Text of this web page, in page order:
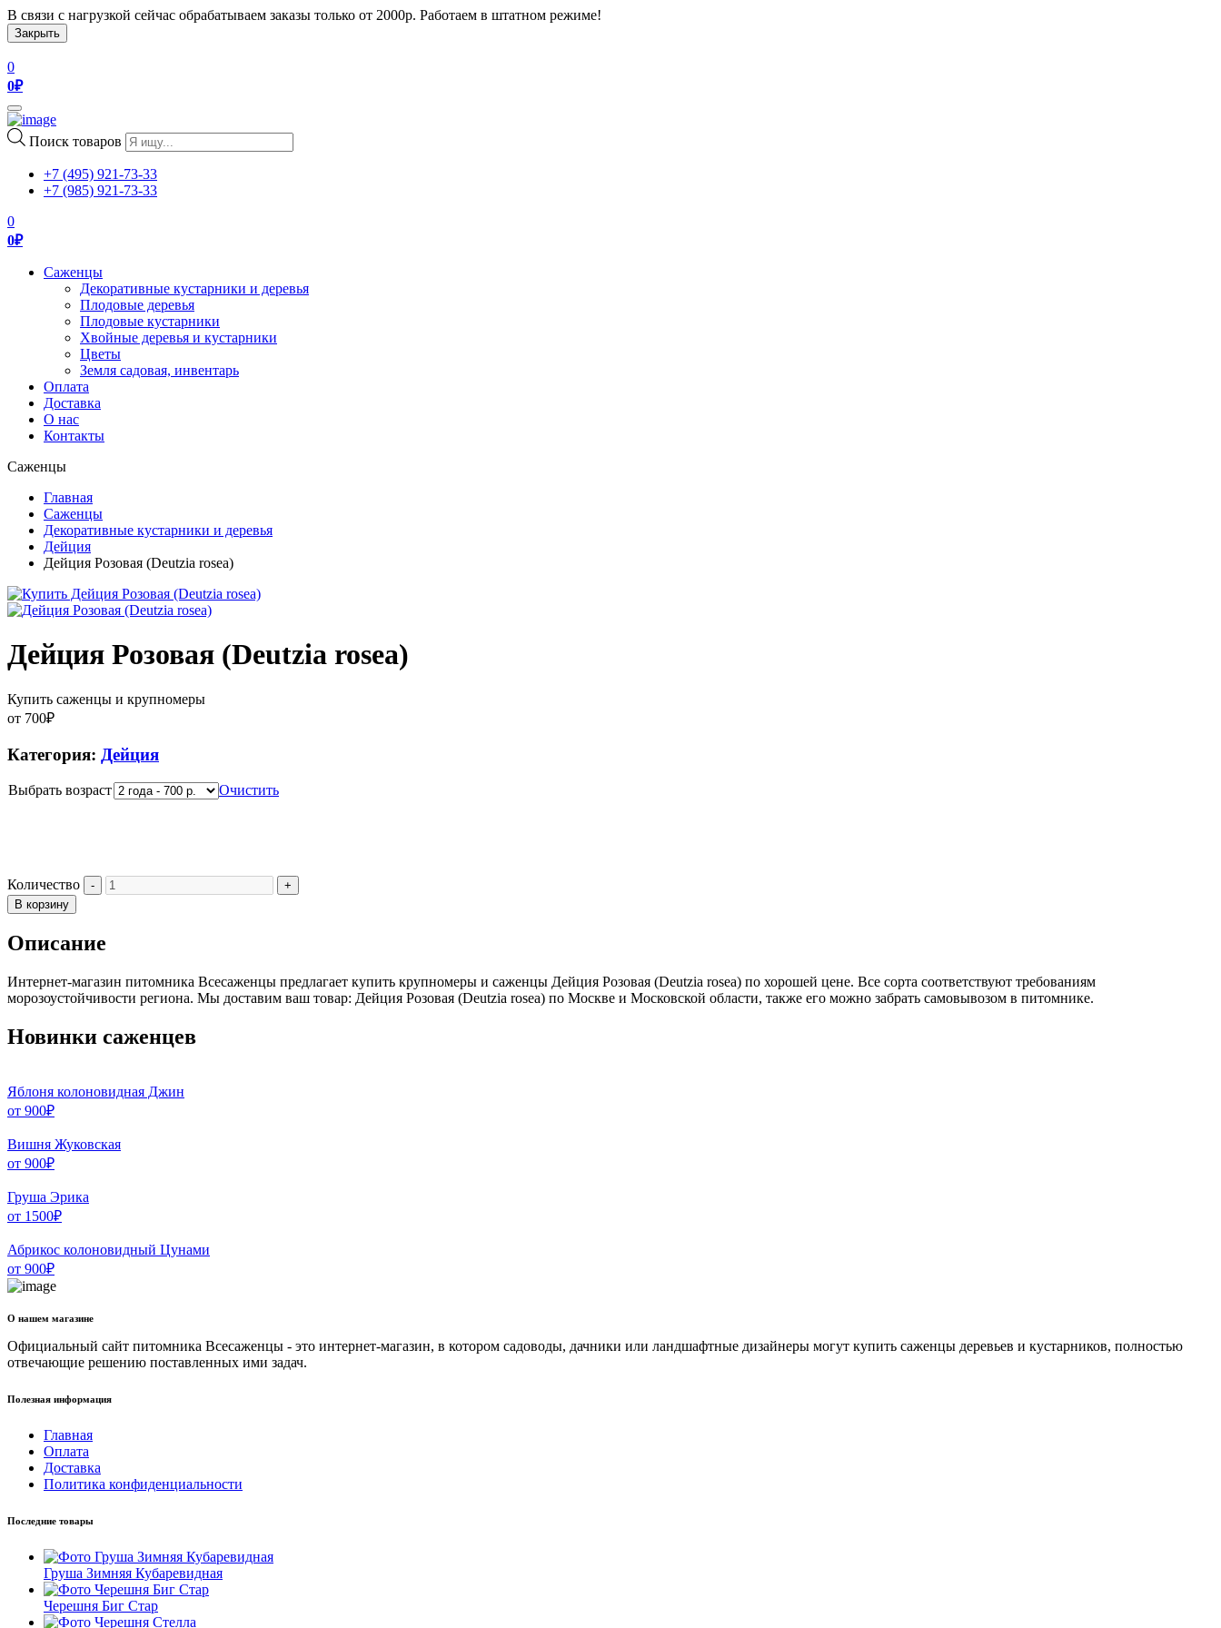
В связи с нагрузкой сейчас обрабатываем заказы только от 2000р. Работаем в штатном режиме!
Закрыть
0
0₽
Toggle
navigation
Поиск товаров
+7 (495) 921-73-33
+7 (985) 921-73-33
0
0₽
Саженцы
Декоративные кустарники и деревья
Плодовые деревья
Плодовые кустарники
Хвойные деревья и кустарники
Цветы
Земля садовая, инвентарь
Оплата
Доставка
О нас
Контакты
Саженцы
Главная
Саженцы
Декоративные кустарники и деревья
Дейция
Дейция Розовая (Deutzia rosea)
Дейция Розовая (Deutzia rosea)
Купить саженцы и крупномеры
от 700₽
Категория: Дейция
Выбрать возраст Очистить
Количество
В корзину
Описание
Интернет-магазин питомника Всесаженцы предлагает купить крупномеры и саженцы Дейция Розовая (Deutzia rosea) по хорошей цене. Все сорта соответствуют требованиям
морозоустойчивости региона. Мы доставим ваш товар: Дейция Розовая (Deutzia rosea) по Москве и Московской области, также его можно забрать самовывозом в питомнике.
Новинки саженцев
Яблоня колоновидная Джин
от 900₽
Вишня Жуковская
от 900₽
Груша Эрика
от 1500₽
Абрикос колоновидный Цунами
от 900₽
О нашем магазине
Официальный сайт питомника Всесаженцы - это интернет-магазин, в котором садоводы, дачники или ландшафтные дизайнеры могут купить саженцы деревьев и кустарников, полностью
отвечающие решению поставленных ими задач.
Полезная информация
Главная
Оплата
Доставка
Политика конфиденциальности
Последние товары
Груша Зимняя Кубаревидная
Черешня Биг Стар